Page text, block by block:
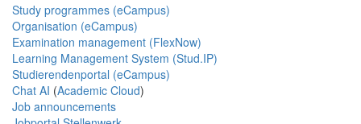
Study programmes (eCampus)
Organisation (eCampus)
Examination management (FlexNow)
Learning Management System (Stud.IP)
Studierendenportal (eCampus)
Chat AI (Academic Cloud)
Job announcements